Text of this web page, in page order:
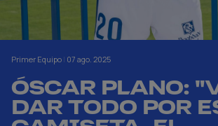
Primer Equipo | 07 ago. 2025
ÓSCAR PLANO:
DAR TODO POR